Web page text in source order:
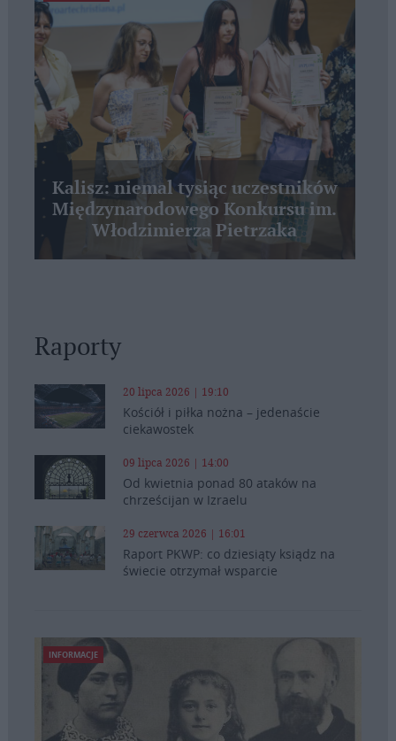
Kalisz: niemal tysiąc uczestników
Międzynarodowego Konkursu im.
Włodzimierza Pietrzaka
Raporty
20 lipca 2026 | 19:10
Kościół i piłka nożna – jedenaście
ciekawostek
09 lipca 2026 | 14:00
Od kwietnia ponad 80 ataków na
chrześcijan w Izraelu
29 czerwca 2026 | 16:01
Raport PKWP: co dziesiąty ksiądz na
świecie otrzymał wsparcie
INFORMACJE